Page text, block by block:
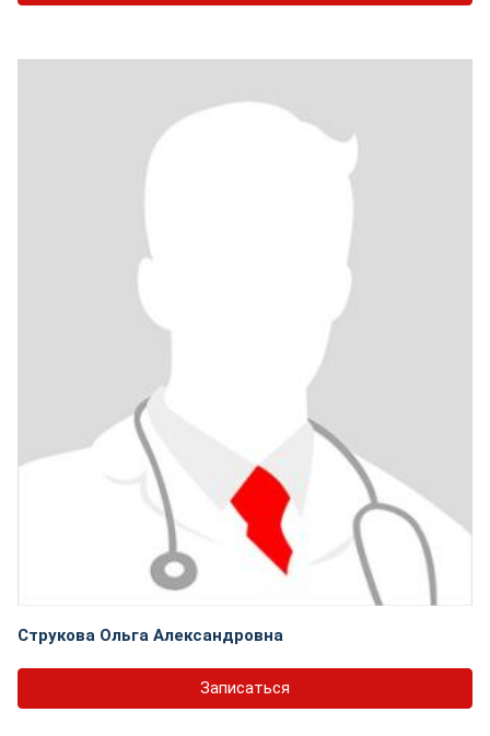
Струкова Ольга Александровна
Записаться